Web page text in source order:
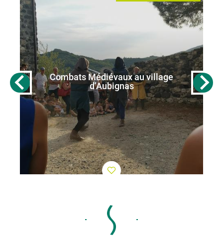
Combats Médiévaux au village
d’Aubignas